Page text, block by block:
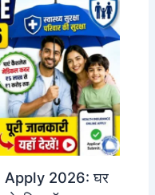
2026: घर